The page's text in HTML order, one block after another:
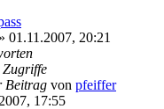
» 01.11.2007, 20:21
Zugriffe
Beitrag von pfeiffer
17:55